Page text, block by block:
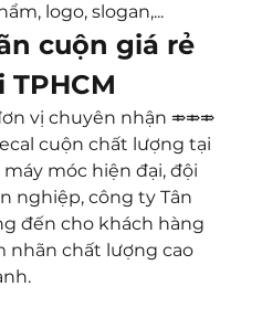
logo, slogan,...
cuộn giá rẻ
cuộn chất lượng tại
móc hiện đại, đội
nghiệp, công ty Tân
đến cho khách hàng
nhãn chất lượng cao